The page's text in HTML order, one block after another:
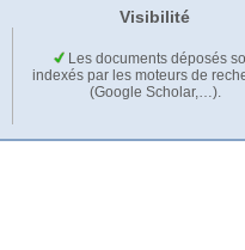
Visibilité
Les documents déposés
indexés par les moteurs de
(Google Scholar,…).